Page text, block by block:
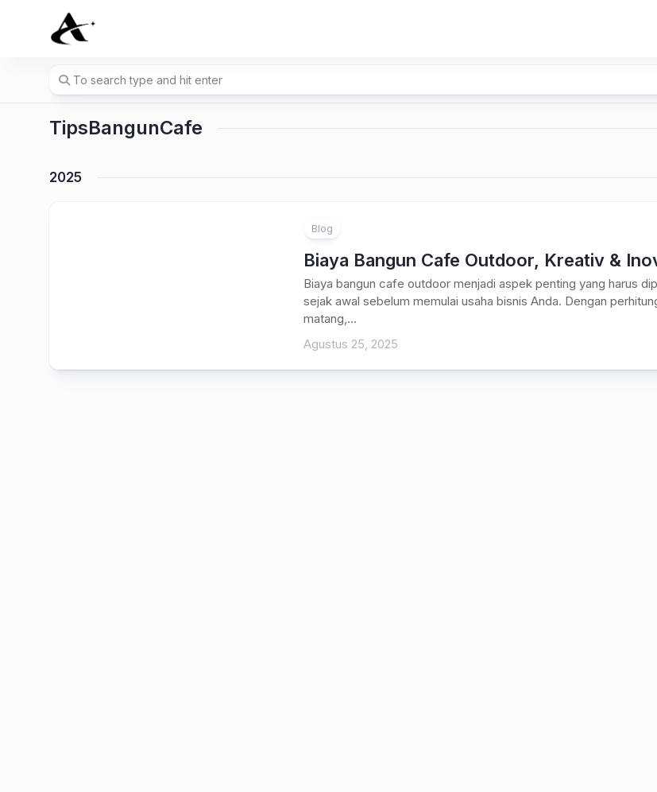
TipsBangunCafe
2025
Blog
Biaya Bangun Cafe Outdoor, Kreativ &
Biaya bangun cafe outdoor menjadi aspek penting yang harus
sejak awal sebelum memulai usaha bisnis Anda. Dengan
matang,...
Agustus 25, 2025